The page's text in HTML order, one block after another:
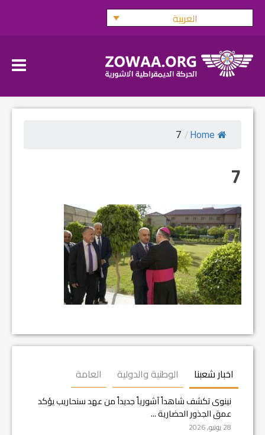
Skip
العربية
Home
/
7
7
اخبار شعبنا الوطنية والدولية العامة
نينوى تكشف شاهداً آشورياً جديداً من عهد سنحاريب يؤكد
عمق الجذور الحضارية ...
28 يونيو, 2026